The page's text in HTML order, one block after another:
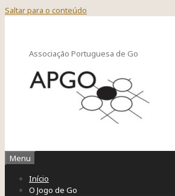
Saltar para o conteúdo
Associação Portuguesa de Go
Menu
Início
O Jogo de Go